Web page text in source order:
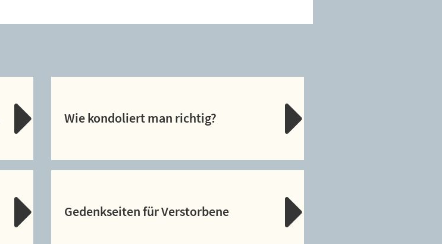
Wie kondoliert man richtig?
Gedenkseiten für Verstorbene